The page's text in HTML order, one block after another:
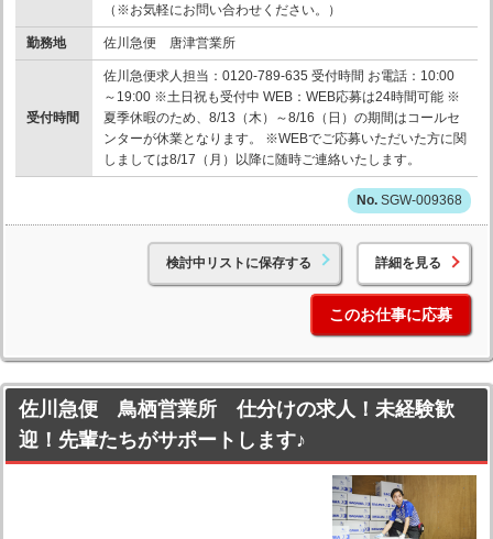
（※お気軽にお問い合わせください。）
勤務地 佐川急便 唐津営業所
受付時間
佐川急便求人担当：0120-789-635 受付時間 お電話：10:00
～19:00 ※土日祝も受付中 WEB：WEB応募は24時間可能 ※
夏季休暇のため、8/13（木）～8/16（日）の期間はコールセ
ンターが休業となります。 ※WEBでご応募いただいた方に関
しましては8/17（月）以降に随時ご連絡いたします。
SGW-009368
検討中リストに保存する 詳細を見る
このお仕事に応募
佐川急便 鳥栖営業所 仕分けの求人！未経験歓
迎！先輩たちがサポートします♪